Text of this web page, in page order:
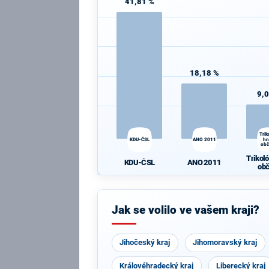
KDU-ČSL
KDU-ČSL
18,18 %
ANO 2011
ANO 2011
Jak se volilo ve vašem kraji?
Jihočeský kraj Jihomoravský kraj
Královéhradecký kraj Liberecký kraj